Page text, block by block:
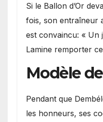
Si le Ballon d’Or
fois, son entraîneur
est convaincu: « Un
Lamine remporter
Modèle
Pendant que
les honneurs, ses